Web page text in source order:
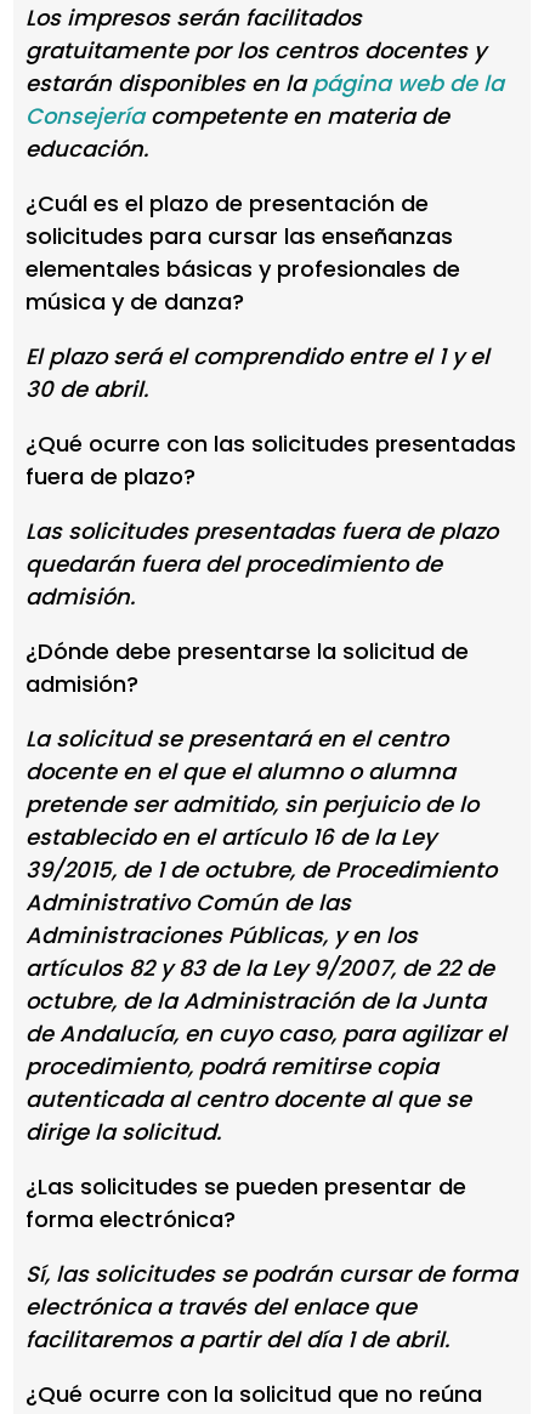
Los impresos serán facilitados
gratuitamente por los centros docentes y
estarán disponibles en lapágina web de la
Consejeríacompetente en materia de
educación.
¿Cuál es el plazo de presentación de
solicitudes para cursar las enseñanzas
elementales básicas y profesionales de
música y de danza?
El plazo será el comprendido entre el 1 y el
30 de abril.
¿Qué ocurre con las solicitudes presentadas
fuera de plazo?
Las solicitudes presentadas fuera de plazo
quedarán fuera del procedimiento de
admisión.
¿Dónde debe presentarse la solicitud de
admisión?
La solicitud se presentará en el centro
docente en el que el alumno o alumna
pretende ser admitido, sin perjuicio de lo
establecido en el artículo 16 de la Ley
39/2015, de 1 de octubre, de Procedimiento
Administrativo Común de las
Administraciones Públicas, y en los
artículos 82 y 83 de la Ley 9/2007, de 22 de
octubre, de la Administración de la Junta
de Andalucía, en cuyo caso, para agilizar el
procedimiento, podrá remitirse copia
autenticada al centro docente al que se
dirige la solicitud.
¿Las solicitudes se pueden presentar de
forma electrónica?
Sí, las solicitudes se podrán cursar de forma
electrónica a través del enlace que
facilitaremos a partir del día 1 de abril.
¿Qué ocurre con la solicitud que no reúna